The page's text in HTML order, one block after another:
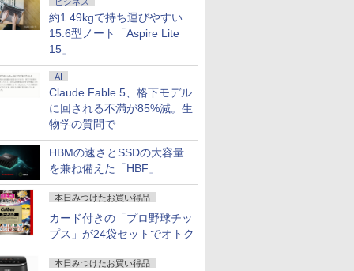
約1.49kgで持ち運びやすい
15.6型ノート「Aspire Lite
15」
AI
Claude Fable 5、格下モデル
に回される不満が85%減。生
物学の質問で
HBMの速さとSSDの大容量
を兼ね備えた「HBF」
本日みつけたお買い得品
カード付きの「プロ野球チッ
プス」が24袋セットでオトク
本日みつけたお買い得品